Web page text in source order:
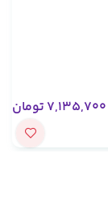
7,135,700 تومان